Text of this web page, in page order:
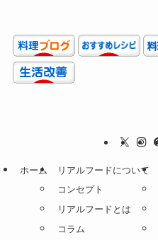
ホーム
リアルフードについて
コンセプト
リアルフードとは
コラム